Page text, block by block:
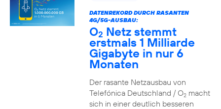
DATENREKORD DURCH RASANTEN
4G/5G-AUSBAU:
O2 Netz stemmt
erstmals 1 Milliarde
Gigabyte in nur 6
Monaten
Der rasante Netzausbau von
Telefónica Deutschland / O2macht
sich in einer deutlich besseren